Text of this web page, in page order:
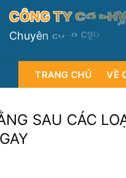
CÔNGTY CỔ PH
Chuyên cung cấp
TRANG CHỦ VỀ
SAU CÁC